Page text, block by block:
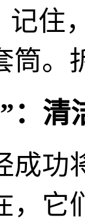
记住
筒。
：清
成
，它